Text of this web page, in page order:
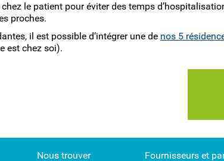
le patient pour éviter des temps
proches.
il est possible d’intégrer une de nos 5
est chez soi).
Nous trouver Fournisseurs et